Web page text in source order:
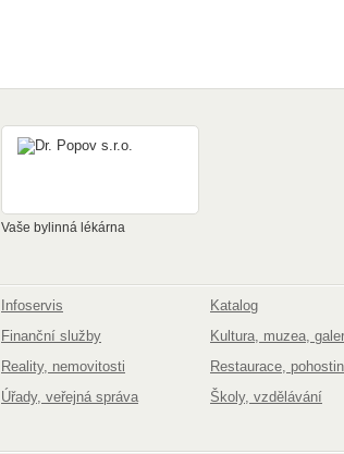
Vaše bylinná lékárna
Infoservis Katalog
Finanční služby Kultura, muzea,
Reality, nemovitosti Restaurace,
Úřady, veřejná správa Školy, vzdělávání